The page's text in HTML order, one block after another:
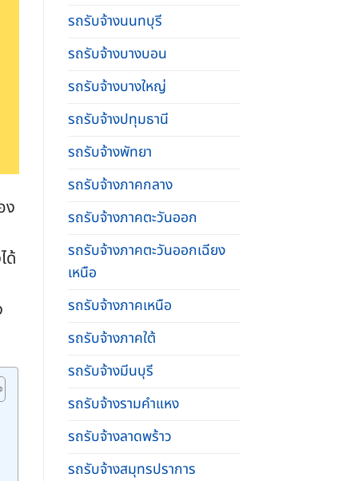
ง
ด้
รถรับจ้างนนทบุรี
รถรับจ้างบางบอน
รถรับจ้างบางใหญ่
รถรับจ้างปทุมธานี
รถรับจ้างพัทยา
รถรับจ้างภาคกลาง
รถรับจ้างภาคตะวันออก
รถรับจ้างภาคตะวันออกเฉียง
เหนือ
รถรับจ้างภาคเหนือ
รถรับจ้างภาคใต้
รถรับจ้างมีนบุรี
รถรับจ้างรามคําแหง
รถรับจ้างลาดพร้าว
รถรับจ้างสมุทรปราการ